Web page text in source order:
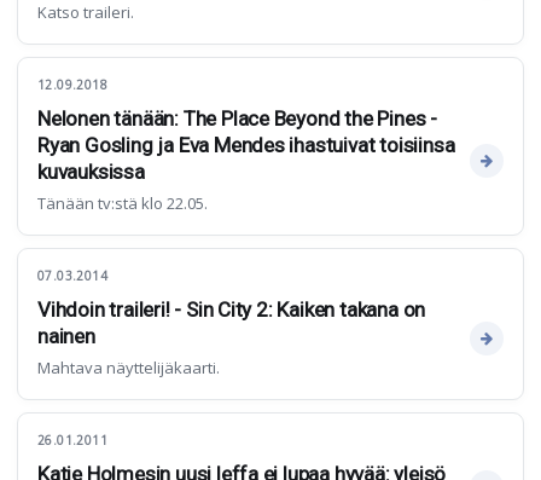
Katso traileri.
12.09.2018
Nelonen tänään: The Place Beyond the Pines -
Ryan Gosling ja Eva Mendes ihastuivat toisiinsa
kuvauksissa
Tänään tv:stä klo 22.05.
07.03.2014
Vihdoin traileri! - Sin City 2: Kaiken takana on
nainen
Mahtava näyttelijäkaarti.
26.01.2011
Katie Holmesin uusi leffa ei lupaa hyvää: yleisö